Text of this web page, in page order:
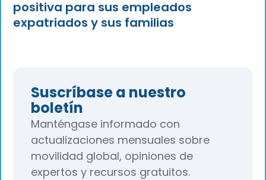
positiva para sus empleados
expatriados y sus familias
Suscríbase a nuestro
boletín
Manténgase informado con
actualizaciones mensuales sobre
movilidad global, opiniones de
expertos y recursos gratuitos.